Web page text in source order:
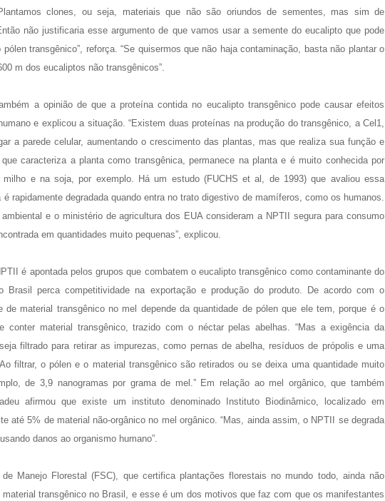
clones, ou seja, materiais que não são oriundos de sementes, mas sim de
não justificaria esse argumento de que vamos usar a semente do eucalipto que pode
transgênico”, reforça. “Se quisermos que não haja contaminação, basta não plantar o
m dos eucaliptos não transgênicos”.
a opinião de que a proteína contida no eucalipto transgênico pode causar efeitos
e explicou a situação. “Existem duas proteínas na produção do transgênico, a Cel1,
a parede celular, aumentando o crescimento das plantas, mas que realiza sua função e
caracteriza a planta como transgênica, permanece na planta e é muito conhecida por
milho e na soja, por exemplo. Há um estudo (FUCHS et al, de 1993) que avaliou essa
rapidamente degradada quando entra no trato digestivo de mamíferos, como os humanos.
e o ministério de agricultura dos EUA consideram a NPTII segura para consumo
em quantidades muito pequenas”, explicou.
é apontada pelos grupos que combatem o eucalipto transgênico como contaminante do
Brasil perca competitividade na exportação e produção do produto. De acordo com o
de material transgênico no mel depende da quantidade de pólen que ele tem, porque é o
conter material transgênico, trazido com o néctar pelas abelhas. “Mas a exigência da
filtrado para retirar as impurezas, como pernas de abelha, resíduos de própolis e uma
filtrar, o pólen e o material transgênico são retirados ou se deixa uma quantidade muito
de 3,9 nanogramas por grama de mel.” Em relação ao mel orgânico, que também
afirmou que existe um instituto denominado Instituto Biodinâmico, localizado em
até 5% de material não-orgânico no mel orgânico. “Mas, ainda assim, o NPTII se degrada
danos ao organismo humano”.
Manejo Florestal (FSC), que certifica plantações florestais no mundo todo, ainda não
transgênico no Brasil, e esse é um dos motivos que faz com que os manifestantes